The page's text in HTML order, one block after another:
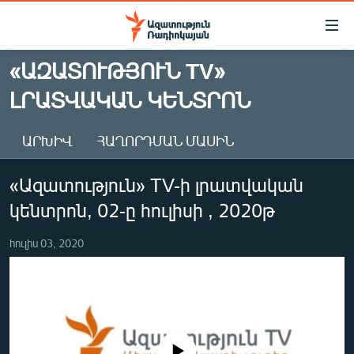
Մատչելիության
Անցնել
հիմնական
բովանդակությանը
հիմնական
ԱԶԱՏՈՒԹՅՈՒՆ TV
ՀԱՅԱՍՏԱՆ
ՔԱՂԱՔԱԿԱՆ
ԻՐԱՎՈՒՆՔ
ՀԱՍԱՐԱԿՈՒԹՅՈՒՆ
ՏՆՏԵՍՈՒԹՅՈՒՆ
ՊԱՏԵՐԱԶՄԻ 6 ՇԱԲԱԹՆԵՐԸ
ՏԱՐԱԾԱՇՐՋԱՆ
«ԱԶԱՏՈՒԹՅՈՒՆ TV»
ԼՐԱՏՎԱԿԱՆ ԿԵՆՏՐՈՆ
ԱՐԽԻՎ ՀԱՂՈՐԴՄԱՆ ՄԱՍԻՆ
«Ազատություն» TV-ի լրատվական
կենտրոն, 02-ը հուլիսի , 2020թ
հուլիս 03, 2020